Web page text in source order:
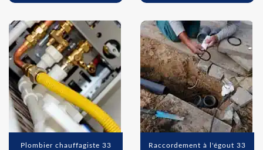
Plombier chauffagiste 33 Raccordement à l'égout 33